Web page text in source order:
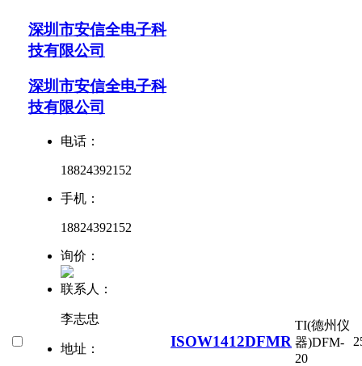
深圳市安信全电子科
技有限公司
深圳市安信全电子科
技有限公司
电话：
18824392152
手机：
18824392152
询价：
联系人：
李志忠
地址： ISOW1412DFMR
TI(德州仪
器)DFM-
20